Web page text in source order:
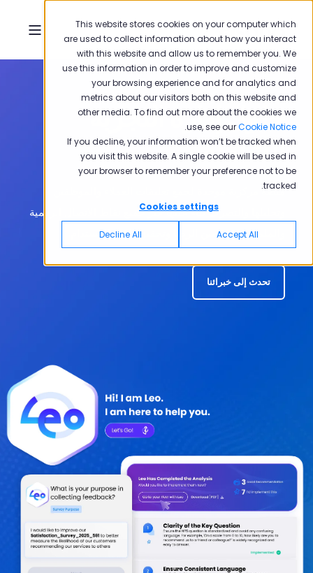
This website stores cookies on your computer which
are used to collect information about how you interact
with this website and allow us to remember you. We
use this information in order to improve and customize
your browsing experience and for analytics and
metrics about our visitors both on this website and
other media. To find out more about the cookies we
use, see ourCookie Notice
.
If you decline, your information won’t be tracked when
you visit this website. A single cookie will be used in
your browser to remember your preference not to be
tracked.
Cookies settings
Accept All
Decline All
حلول إدارة التجربة
الشاملة
منصة مركزية موحدة لجمع تعليقات العملاء والموظفين
وتحليلها والتصرف بناءً عليها عبر جميع نقاط الاتصال الرقمية
والملموسة لتحسين الرضا وتحقيق النمو المستدام.
تحدث إلى خبرائنا